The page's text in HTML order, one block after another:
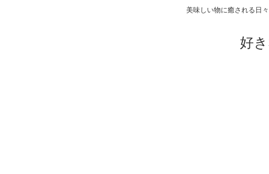
美味しい物に癒される日
好